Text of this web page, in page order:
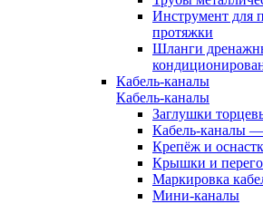
Инструмент для
протяжки
Шланги
Кабель-каналы
Кабель-каналы
Заглушки
Кабель-каналы
Крепёж и
Крышки и
Маркировка
Мини-каналы